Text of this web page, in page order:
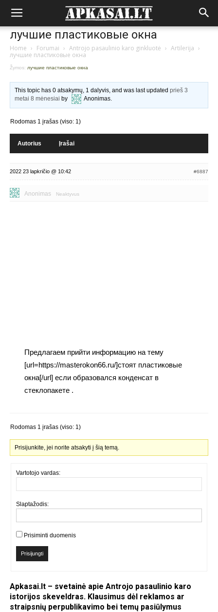
лучшие пластиковые окна
Home › Forumai › Antrojo pasaulinio karo ginkluotė › Artilerija ›
лучшие пластиковые окна
Žymos: лучшие пластиковые окна
This topic has 0 atsakymų, 1 dalyvis, and was last updatedprieš 3
metai 8 mėnesiai by Anonimas.
Rodomas 1 įrašas (viso: 1)
Autorius Įrašai
2022 23 lapkričio @ 10:42 #6887
Anonimas Neaktyvus
Предлагаем прийти информацию на тему
[url=https://masterokon66.ru/]стоят пластиковые
окна[/url] если образовался конденсат в
стеклопакете .
Rodomas 1 įrašas (viso: 1)
Prisijunkite, jei norite atsakyti į šią temą.
Vartotojo vardas:
Slaptažodis:
Prisiminti duomenis
Prisijungti
Apkasai.lt – svetainė apie Antrojo pasaulinio karo
istorijos skeveldras. Klausimus dėl reklamos ar
straipsnių perpublikavimo bei temų pasiūlymus